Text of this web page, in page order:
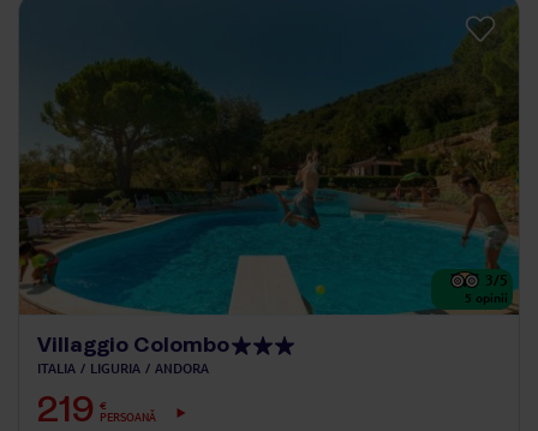
3/5
5 opinii
Villaggio Colombo
ITALIA LIGURIA ANDORA
219 €
PERSOANĂ